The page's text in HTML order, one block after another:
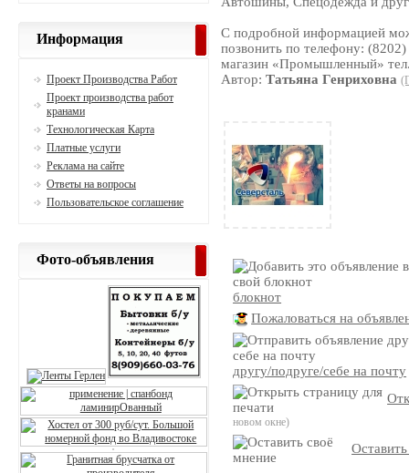
С подробной информацией
позвонить по телефону:
магазин «Промышленный»
Автор:Татьяна Генриховна
блокнот
Пожаловаться на
другу/подруге/себе на почту
новом окне)
Информация
Проект Производства Работ
Проект производства работ
кранами
Технологическая Карта
Платные услуги
Реклама на сайте
Ответы на вопросы
Пользовательское соглашение
Фото-объявления